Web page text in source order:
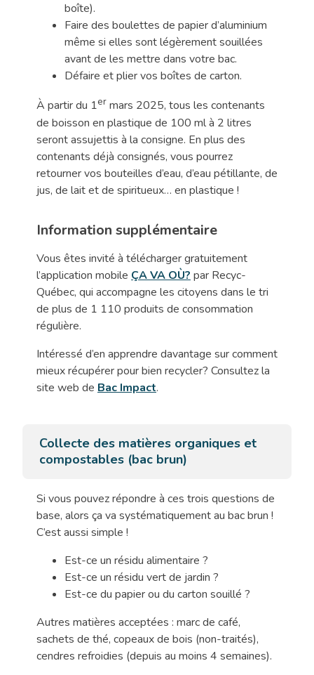
boîte).
Faire des boulettes de papier d’aluminium
même si elles sont légèrement souillées
avant de les mettre dans votre bac.
Défaire et plier vos boîtes de carton.
À partir du 1er mars 2025, tous les contenants
de boisson en plastique de 100 ml à 2 litres
seront assujettis à la consigne. En plus des
contenants déjà consignés, vous pourrez
retourner vos bouteilles d’eau, d’eau pétillante, de
jus, de lait et de spiritueux… en plastique !
Information supplémentaire
Vous êtes invité à télécharger gratuitement
l’application mobile ÇA VA OÙ? par Recyc-
Québec, qui accompagne les citoyens dans le tri
de plus de 1 110 produits de consommation
régulière.
Intéressé d’en apprendre davantage sur comment
mieux récupérer pour bien recycler? Consultez la
site web de Bac Impact.
Collecte des matières organiques et
compostables (bac brun)
Si vous pouvez répondre à ces trois questions de
base, alors ça va systématiquement au bac brun !
C’est aussi simple !
Est-ce un résidu alimentaire ?
Est-ce un résidu vert de jardin ?
Est-ce du papier ou du carton souillé ?
Autres matières acceptées : marc de café,
sachets de thé, copeaux de bois (non-traités),
cendres refroidies (depuis au moins 4 semaines).